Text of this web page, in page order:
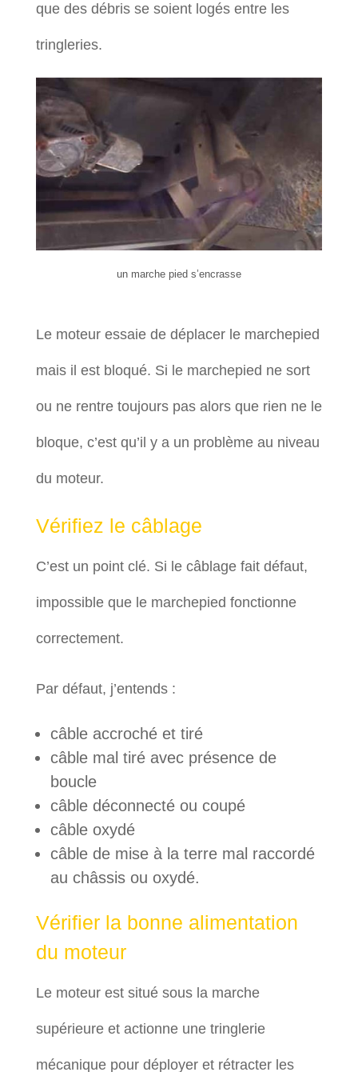
que des débris se soient logés entre les
tringleries.
un marche pied s’encrasse
Le moteur essaie de déplacer le marchepied
mais il est bloqué. Si le marchepied ne sort
ou ne rentre toujours pas alors que rien ne le
bloque, c’est qu’il y a un problème au niveau
du moteur.
Vérifiez le câblage
C’est un point clé. Si le câblage fait défaut,
impossible que le marchepied fonctionne
correctement.
Par défaut, j’entends :
câble accroché et tiré
câble mal tiré avec présence de
boucle
câble déconnecté ou coupé
câble oxydé
câble de mise à la terre mal raccordé
au châssis ou oxydé.
Vérifier la bonne alimentation
du moteur
Le moteur est situé sous la marche
supérieure et actionne une tringlerie
mécanique pour déployer et rétracter les